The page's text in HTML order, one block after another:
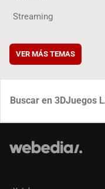
Streaming
VER MÁS TEMAS